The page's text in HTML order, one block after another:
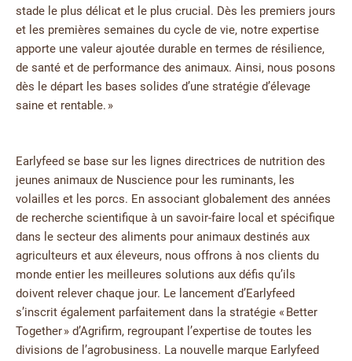
stade le plus délicat et le plus crucial. Dès les premiers jours
et les premières semaines du cycle de vie, notre expertise
apporte une valeur ajoutée durable en termes de résilience,
de santé et de performance des animaux. Ainsi, nous posons
dès le départ les bases solides d’une stratégie d’élevage
saine et rentable. »
Earlyfeed se base sur les lignes directrices de nutrition des
jeunes animaux de Nuscience pour les ruminants, les
volailles et les porcs. En associant globalement des années
de recherche scientifique à un savoir-faire local et spécifique
dans le secteur des aliments pour animaux destinés aux
agriculteurs et aux éleveurs, nous offrons à nos clients du
monde entier les meilleures solutions aux défis qu’ils
doivent relever chaque jour. Le lancement d’Earlyfeed
s’inscrit également parfaitement dans la stratégie « Better
Together » d’Agrifirm, regroupant l’expertise de toutes les
divisions de l’agrobusiness. La nouvelle marque Earlyfeed